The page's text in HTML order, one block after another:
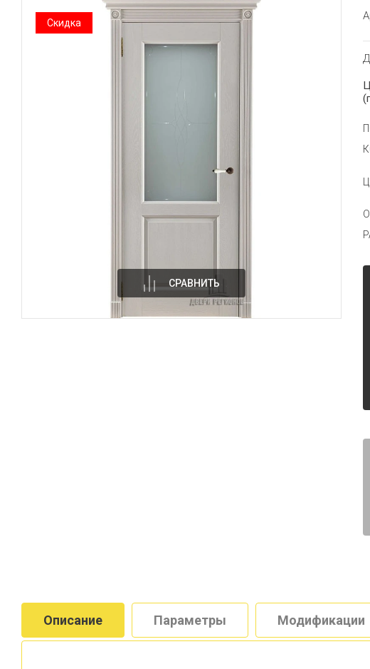
Скидка
СРАВНИТЬ
Описание Параметры Модификации